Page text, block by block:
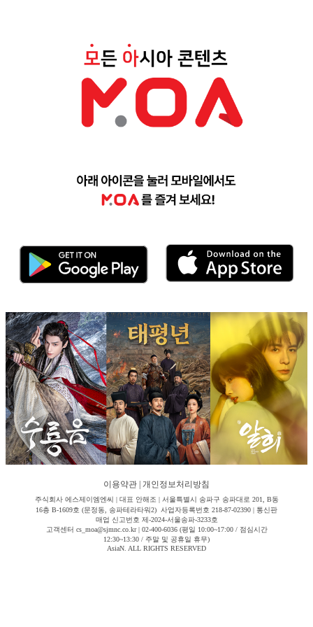
이용약관 개인정보처리방침
주식회사 에스제이엠엔씨 | 대표 안해조 | 서울특별시 송파구 송파대로 201, B동
16층 B-1609호 (문정동, 송파테라타워2) 사업자등록번호 218-87-02390 | 통신판
매업 신고번호 제-2024-서울송파-3233호
고객센터 cs_moa@sjmnc.co.kr | 02-400-6036 (평일 10:00~17:00 / 점심시간
12:30~13:30 / 주말 및 공휴일 휴무)
AsiaN. ALL RIGHTS RESERVED